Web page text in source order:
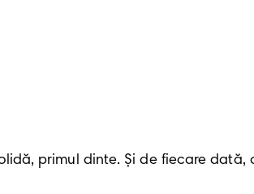
primul dinte. Și de fiecare dată,